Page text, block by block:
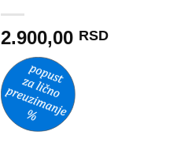
2.900,00 RSD